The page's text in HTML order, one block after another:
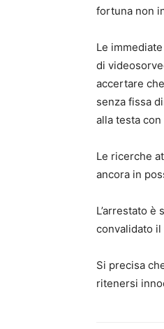
fortuna non
Le
di
accertare
senza fissa
alla testa
Le ricerche
ancora in
L’arrestato
convalidato il
Si precisa
ritenersi